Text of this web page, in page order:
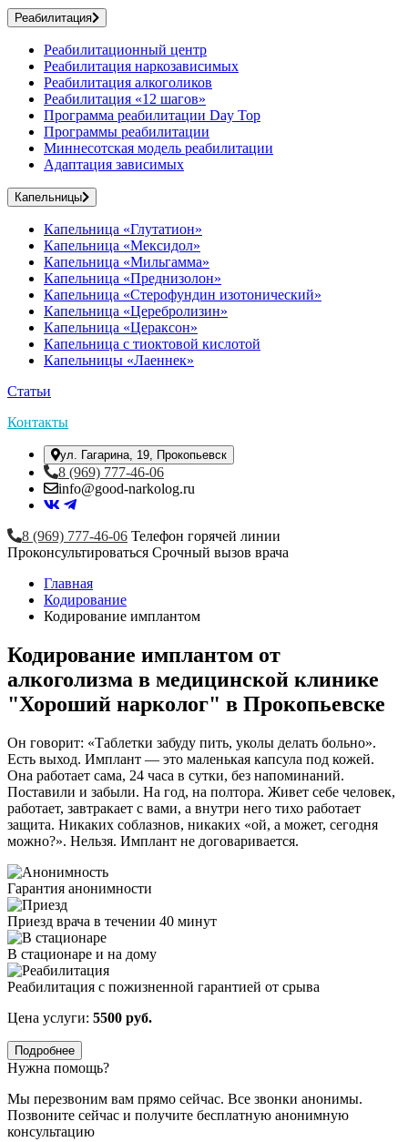
Реабилитация
Реабилитационный центр
Реабилитация наркозависимых
Реабилитация алкоголиков
Реабилитация «12 шагов»
Программа реабилитации Day Top
Программы реабилитации
Миннесотская модель реабилитации
Адаптация зависимых
Капельницы
Капельница «Глутатион»
Капельница «Мексидол»
Капельница «Мильгамма»
Капельница «Преднизолон»
Капельница «Стерофундин изотонический»
Капельница «Церебролизин»
Капельница «Цераксон»
Капельница с тиоктовой кислотой
Капельницы «Лаеннек»
Статьи
Контакты
ул. Гагарина, 19, Прокопьевск
8 (969) 777-46-06
info@good-narkolog.ru
8 (969) 777-46-06 Телефон горячей линии
Проконсультироваться Срочный вызов врача
Главная
Кодирование
Кодирование имплантом
Кодирование имплантом от
алкоголизма в медицинской клинике
"Хороший нарколог" в Прокопьевске
Он говорит: «Таблетки забуду пить, уколы делать больно».
Есть выход. Имплант — это маленькая капсула под кожей.
Она работает сама, 24 часа в сутки, без напоминаний.
Поставили и забыли. На год, на полтора. Живет себе человек,
работает, завтракает с вами, а внутри него тихо работает
защита. Никаких соблазнов, никаких «ой, а может, сегодня
можно?». Нельзя. Имплант не договаривается.
Гарантия анонимности
Приезд врача в течении 40 минут
В стационаре и на дому
Реабилитация с пожизненной гарантией от срыва
Цена услуги: 5500 руб.
Подробнее
Нужна помощь?
Мы перезвоним вам прямо сейчас. Все звонки анонимы.
Позвоните сейчас и получите бесплатную анонимную
консультацию